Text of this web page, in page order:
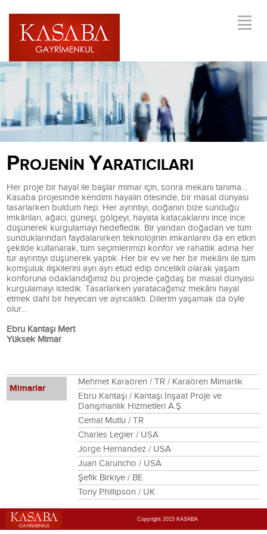
PROJENİN YARATICILARI
Her proje bir hayal ile başlar mimar için, sonra mekanı tanıma…
Kasaba projesinde kendimi hayalin ötesinde, bir masal dünyası
tasarlarken buldum hep. Her ayrıntıyı, doğanın bize sunduğu
imkânları, ağacı, güneşi, gölgeyi, hayata katacaklarını ince ince
düşünerek kurgulamayı hedefledik. Bir yandan doğadan ve tüm
sunduklarından faydalanırken teknolojinin imkanlarını da en etkin
şekilde kullanarak, tüm seçimlerimizi konfor ve rahatlık adına her
tür ayrıntıyı düşünerek yaptık. Her bir ev ve her bir mekânı ile tüm
komşuluk ilişkilerini ayrı ayrı etüd edip öncelikli olarak yaşam
konforuna odaklandığımız bu projede çağdaş bir masal dünyası
kurgulamayı istedik. Tasarlarken yaratacağımız mekânı hayal
etmek dahi bir heyecan ve ayrıcalıktı. Dilerim yaşamak da öyle
olur…
Ebru Kantaşı Mert
Yüksek Mimar
Mimarlar
Mehmet Karaören / TR / Karaören Mimarlık
Ebru Kantaşı / Kantaşı İnşaat Proje ve
Danışmanlık Hizmetleri A.Ş.
Cemal Mutlu / TR
Charles Legler / USA
Jorge Hernandez / USA
Juan Caruncho / USA
Şefik Birkiye / BE
Tony Phillipson / UK
Copyright 2015 KASABA